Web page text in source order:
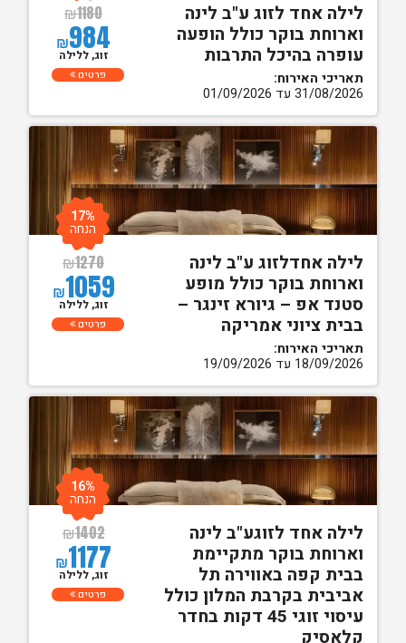
לילה אחד לזוג ע"ב לינה
וארוחת בוקר כולל הופעה
עופרה בהיכל התרבות
תאריכי האירוח:
31/08/2026 עד 01/09/2026
₪1180
₪984
זוג, ללילה
פרטים
לילה אחדלזוג ע"ב לינה
וארוחת בוקר כולל מופע
סטנד אפ – גיורא זינגר –
בבית ציוני אמריקה
תאריכי האירוח:
18/09/2026 עד 19/09/2026
₪1270
₪1059
17%
הנחה
זוג, ללילה
פרטים
לילה אחד לזוגע"ב לינה
וארוחת בוקר מתקיימת
בבית קפה באווירה תל
אביבית בקרבת המלון כולל
עיסוי זוגי 45 דקות בחדר
קלאסיק
₪1402
₪1177
16%
הנחה
זוג, ללילה
פרטים